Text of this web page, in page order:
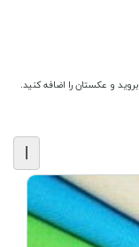
بروید و عکستان را اضافه کنید.